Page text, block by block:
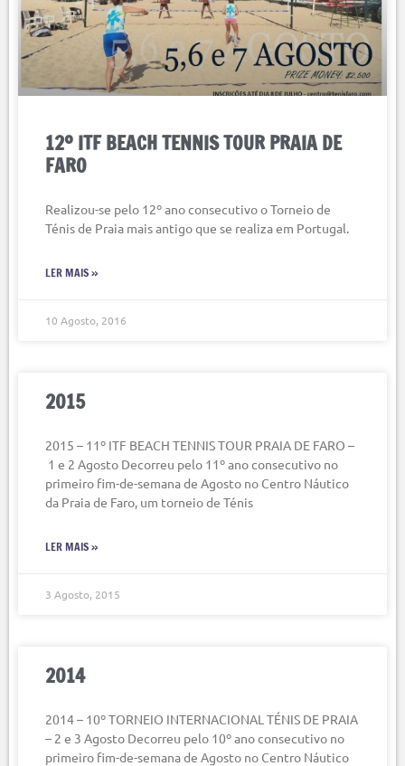
12º ITF BEACH TENNIS TOUR PRAIA DE
FARO
Realizou-se pelo 12º ano consecutivo o Torneio de
Ténis de Praia mais antigo que se realiza em Portugal.
LER MAIS »
10 Agosto, 2016
2015
2015 – 11º ITF BEACH TENNIS TOUR PRAIA DE FARO –
1 e 2 Agosto Decorreu pelo 11º ano consecutivo no
primeiro fim-de-semana de Agosto no Centro Náutico
da Praia de Faro, um torneio de Ténis
LER MAIS »
3 Agosto, 2015
2014
2014 – 10º TORNEIO INTERNACIONAL TÉNIS DE PRAIA
– 2 e 3 Agosto Decorreu pelo 10º ano consecutivo no
primeiro fim-de-semana de Agosto no Centro Náutico